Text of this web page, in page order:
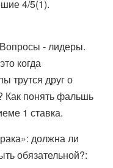
4/5(1).
- лидеры.
когда
трутся друг о
Как понять фальшь
1 ставка.
должна ли
обязательной?: